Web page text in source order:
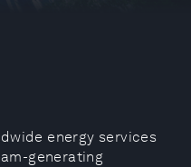
energy services
generating